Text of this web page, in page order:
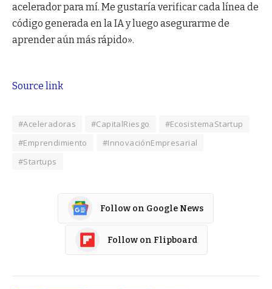
acelerador para mí. Me gustaría verificar cada línea de
código generada en la IA y luego asegurarme de
aprender aún más rápido».
Source link
#Aceleradoras #CapitalRiesgo
#EcosistemaStartup
#Emprendimiento
#InnovaciónEmpresarial
#Startups
Follow on Google News
Follow on Flipboard